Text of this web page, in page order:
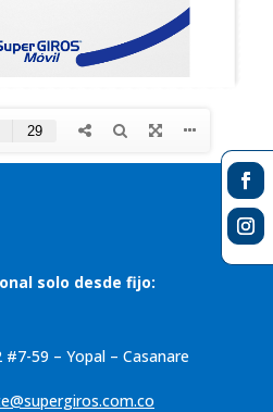
solo desde fijo:
#7-59 – Yopal – Casanare